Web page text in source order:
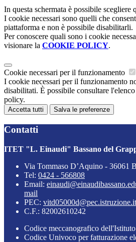
In questa schermata è possibile scegliere
I cookie necessari sono quelli che
piattaforma e non è possibile disabilitarli.
Per conoscere quali sono i cookie
visionare la COOKIE POLICY.
Cookie necessari per il funzionamento
I cookie necessari per il funzionamento
disabilitati. È possibile consultare
policy.
Accetta tutti Salva le preferenze
Contatti
ITET "L. Einaudi" Bassano del
Via Tommaso D’Aquino - 36061
Tel: 0424 - 566808
Email:
mail
PEC: vitd05000d@pec.istruzione.it
C.F.: 82002610242
Codice meccanografico
Codice Univoco per fatturazione